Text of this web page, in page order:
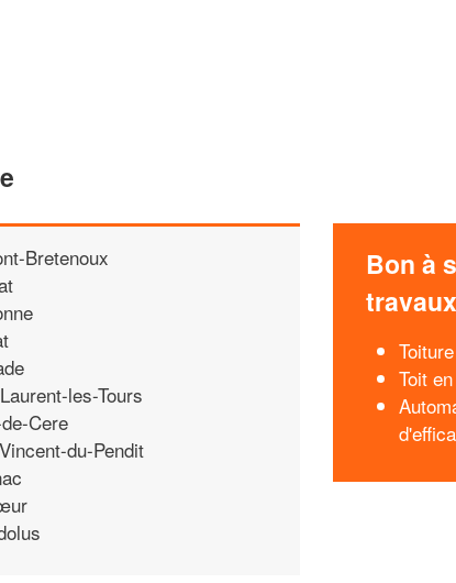
Bretenoux
les-Tours
Cere
du-Pendit
Bon à
travaux
Toit